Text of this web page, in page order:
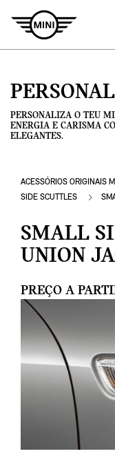
PERSONALIZA O TEU
ENERGIA E CARISMA
ELEGANTES.
ACESSÓRIOS ORIGINAIS
SIDE SCUTTLES
SMALL
UNION
PREÇO A